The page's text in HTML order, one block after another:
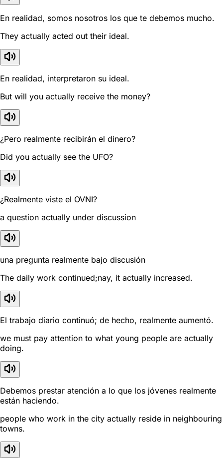
En realidad, somos nosotros los que te debemos mucho.
They actually acted out their ideal.
En realidad, interpretaron su ideal.
But will you actually receive the money?
¿Pero realmente recibirán el dinero?
Did you actually see the UFO?
¿Realmente viste el OVNI?
a question actually under discussion
una pregunta realmente bajo discusión
The daily work continued;nay, it actually increased.
El trabajo diario continuó; de hecho, realmente aumentó.
we must pay attention to what young people are actually
doing.
Debemos prestar atención a lo que los jóvenes realmente
están haciendo.
people who work in the city actually reside in neighbouring
towns.